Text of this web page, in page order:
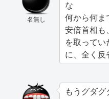
名無し
な
何から何ま
安倍首相も
を取ってい
に、全く反
もうグダグ